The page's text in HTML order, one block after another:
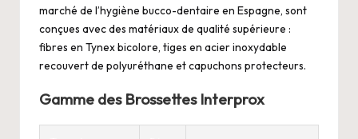
marché de l’hygiène bucco-dentaire en Espagne, sont
conçues avec des matériaux de qualité supérieure :
fibres en Tynex bicolore, tiges en acier inoxydable
recouvert de polyuréthane et capuchons protecteurs.
Gamme des Brossettes Interprox